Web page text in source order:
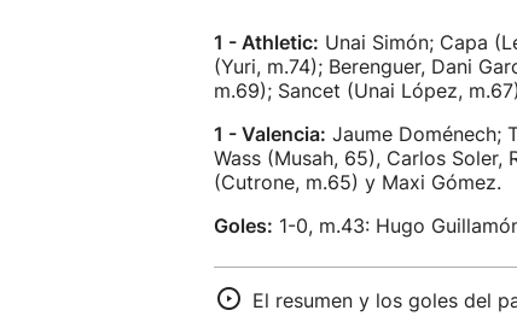
1 - Athletic: Unai Simón; Capa
(Yuri, m.74); Berenguer, Dani
m.69); Sancet (Unai López,
1 - Valencia: Jaume Doménech;
Wass (Musah, 65), Carlos Soler,
(Cutrone, m.65) y Maxi Gómez.
Goles: 1-0, m.43: Hugo
El resumen y los goles del